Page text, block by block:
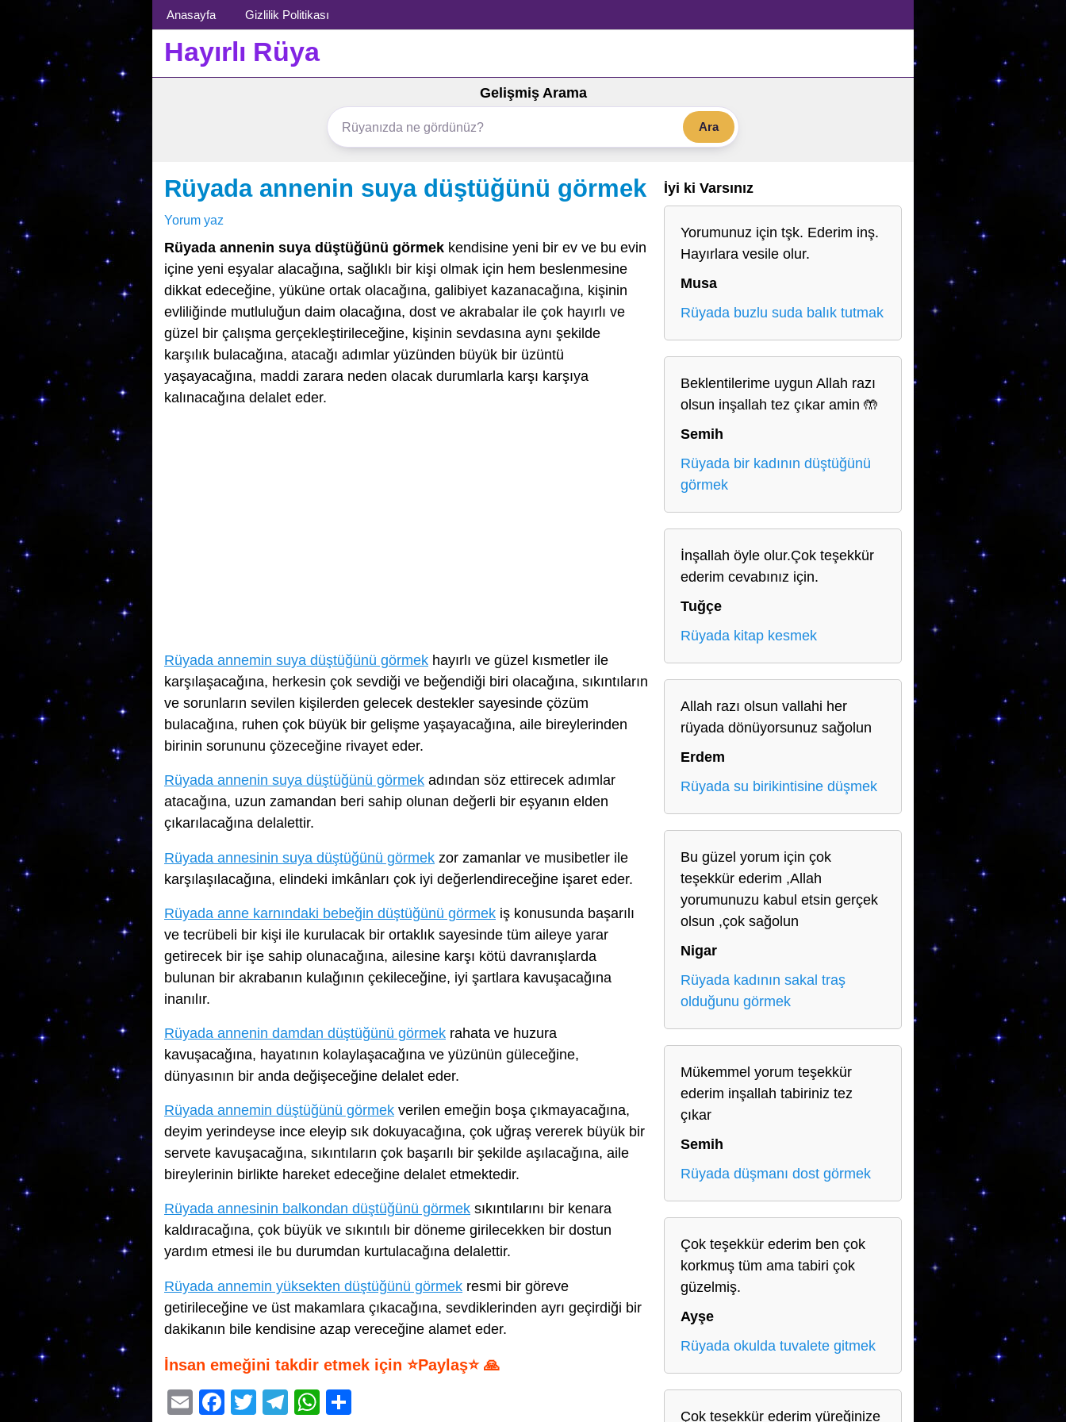
Menü
Anasayfa Gizlilik Politikası
Hayırlı Rüya
Gelişmiş Arama
Ara
Rüyada annenin suya düştüğünü görmek
Yorum yaz
Rüyada annenin suya düştüğünü görmek kendisine yeni bir ev ve bu evin
içine yeni eşyalar alacağına, sağlıklı bir kişi olmak için hem beslenmesine
dikkat edeceğine, yüküne ortak olacağına, galibiyet kazanacağına, kişinin
evliliğinde mutluluğun daim olacağına, dost ve akrabalar ile çok hayırlı ve
güzel bir çalışma gerçekleştirileceğine, kişinin sevdasına aynı şekilde
karşılık bulacağına, atacağı adımlar yüzünden büyük bir üzüntü
yaşayacağına, maddi zarara neden olacak durumlarla karşı karşıya
kalınacağına delalet eder.
Rüyada annemin suya düştüğünü görmek hayırlı ve güzel kısmetler ile
karşılaşacağına, herkesin çok sevdiği ve beğendiği biri olacağına, sıkıntıların
ve sorunların sevilen kişilerden gelecek destekler sayesinde çözüm
bulacağına, ruhen çok büyük bir gelişme yaşayacağına, aile bireylerinden
birinin sorununu çözeceğine rivayet eder.
Rüyada annenin suya düştüğünü görmek adından söz ettirecek adımlar
atacağına, uzun zamandan beri sahip olunan değerli bir eşyanın elden
çıkarılacağına delalettir.
Rüyada annesinin suya düştüğünü görmek zor zamanlar ve musibetler ile
karşılaşılacağına, elindeki imkânları çok iyi değerlendireceğine işaret eder.
Rüyada anne karnındaki bebeğin düştüğünü görmek iş konusunda başarılı
ve tecrübeli bir kişi ile kurulacak bir ortaklık sayesinde tüm aileye yarar
getirecek bir işe sahip olunacağına, ailesine karşı kötü davranışlarda
bulunan bir akrabanın kulağının çekileceğine, iyi şartlara kavuşacağına
inanılır.
Rüyada annenin damdan düştüğünü görmek rahata ve huzura
kavuşacağına, hayatının kolaylaşacağına ve yüzünün güleceğine,
dünyasının bir anda değişeceğine delalet eder.
Rüyada annemin düştüğünü görmek verilen emeğin boşa çıkmayacağına,
deyim yerindeyse ince eleyip sık dokuyacağına, çok uğraş vererek büyük bir
servete kavuşacağına, sıkıntıların çok başarılı bir şekilde aşılacağına, aile
bireylerinin birlikte hareket edeceğine delalet etmektedir.
Rüyada annesinin balkondan düştüğünü görmek sıkıntılarını bir kenara
kaldıracağına, çok büyük ve sıkıntılı bir döneme girilecekken bir dostun
yardım etmesi ile bu durumdan kurtulacağına delalettir.
Rüyada annemin yüksekten düştüğünü görmek resmi bir göreve
getirileceğine ve üst makamlara çıkacağına, sevdiklerinden ayrı geçirdiği bir
dakikanın bile kendisine azap vereceğine alamet eder.
İnsan emeğini takdir etmek için ⭐Paylaş⭐ 🙏
E
F
T
T
W
İyi ki Varsınız
Yorumunuz için tşk. Ederim inş.
Hayırlara vesile olur.
Musa
Rüyada buzlu suda balık tutmak
Beklentilerime uygun Allah razı
olsun inşallah tez çıkar amin 🤲
Semih
Rüyada bir kadının düştüğünü
görmek
İnşallah öyle olur.Çok teşekkür
ederim cevabınız için.
Tuğçe
Rüyada kitap kesmek
Allah razı olsun vallahi her
rüyada dönüyorsunuz sağolun
Erdem
Rüyada su birikintisine düşmek
Bu güzel yorum için çok
teşekkür ederim ,Allah
yorumunuzu kabul etsin gerçek
olsun ,çok sağolun
Nigar
Rüyada kadının sakal traş
olduğunu görmek
Mükemmel yorum teşekkür
ederim inşallah tabiriniz tez
çıkar
Semih
Rüyada düşmanı dost görmek
Çok teşekkür ederim ben çok
korkmuş tüm ama tabiri çok
güzelmiş.
Ayşe
Rüyada okulda tuvalete gitmek
Çok teşekkür ederim yüreğinize